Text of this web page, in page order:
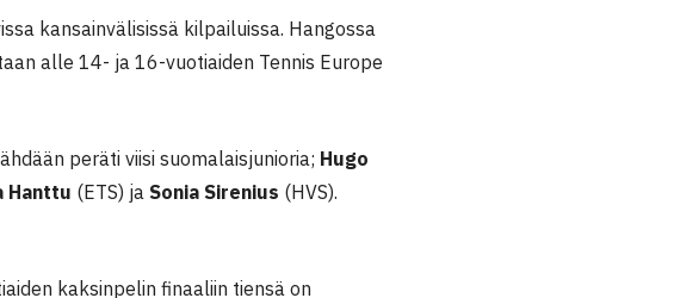
kansainvälisissä kilpailuissa. Hangossa
alle 14- ja 16-vuotiaiden Tennis Europe
peräti viisi suomalaisjunioria; Hugo
Hanttu (ETS) ja Sonia Sirenius (HVS).
kaksinpelin finaaliin tiensä on